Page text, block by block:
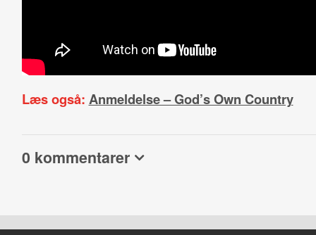
Læs også: Anmeldelse – God’s Own Country
0 kommentarer